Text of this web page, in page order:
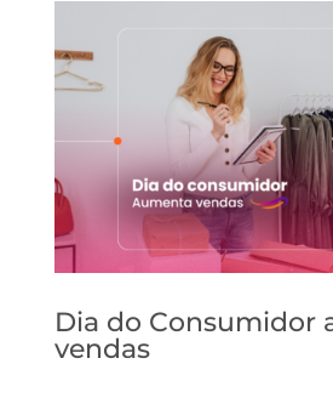
Dia do Consumidor
vendas